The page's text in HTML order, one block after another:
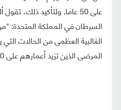
على 50 عاما. ولتأكيد ذلك،
السرطان في المملكة المتحدة:
الغالبية العظمى من الحالات
المرضى الذين تزيد أعمارهم على 50 عاما".